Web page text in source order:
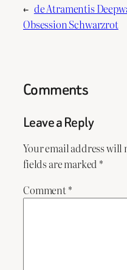
← de Atramentis
Obsession Schwarzrot
Comments
Leave a Reply
Your email address will
fields are marked *
Comment*